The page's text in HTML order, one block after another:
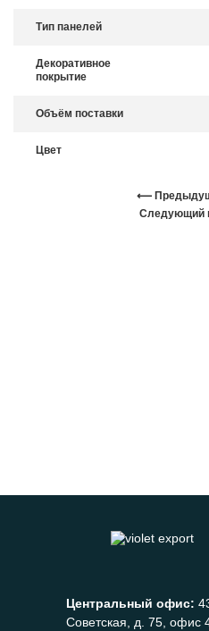
Тип панелей
Декоративное
покрытие
Объём поставки
Цвет
⟵
Следующий
Центральный офис:
Советская, д. 75, офис